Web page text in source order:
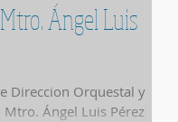
Ángel Luis
Direccion Orquestal y